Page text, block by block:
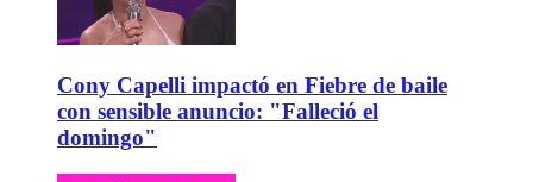
Cony Capelli impactó en Fiebre de baile
con sensible anuncio: "Falleció el
domingo"